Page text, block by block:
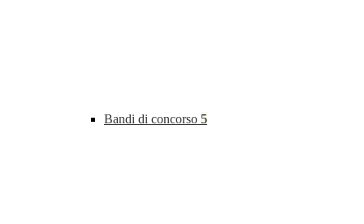
Bandi di concorso 5